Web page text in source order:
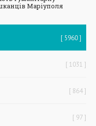
Маріуполя
5960
1031
864
97